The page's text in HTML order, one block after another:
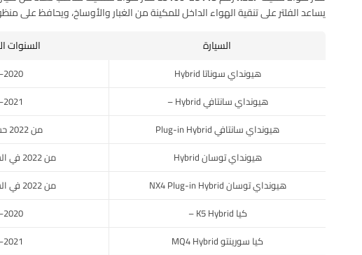
يساعد الفلتر على تنقية الهواء الداخل للمكينة من الغبار والأوساخ، ويحافظ على
السيارة
السنوات
هيونداي سوناتا Hybrid 2020–2026
هيونداي سانتافي Hybrid –
2021–2026
هيونداي سانتافي Plug-in Hybrid
من 2022 حسب السوق
هيونداي توسان Hybrid
من 2022 في السوق الأمريكي
هيونداي توسان NX4 Plug-in Hybrid
من 2022 في السوق الأمريكي
كيا K5 Hybrid –
2020–2023
كيا سورينتو MQ4 Hybrid
2021–2026